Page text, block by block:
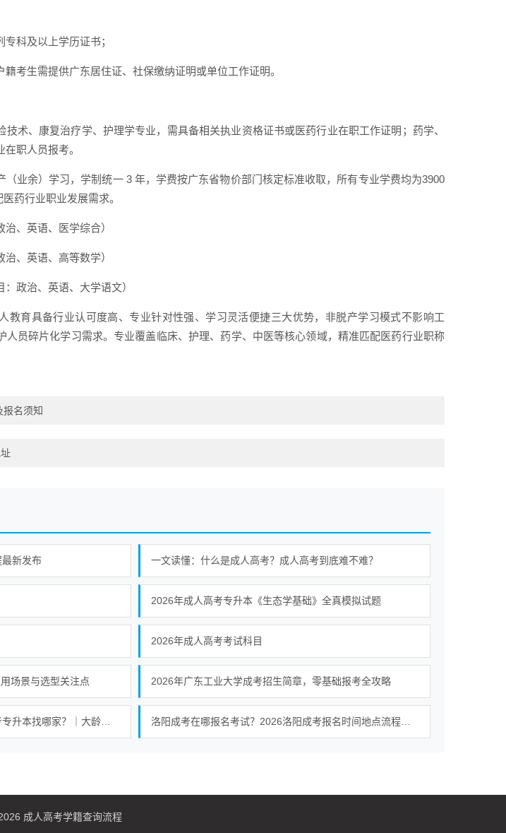
科及以上学历证书；
考生需提供广东居住证、社保缴纳证明或单位工作证明。
技术、康复治疗学、护理学专业，需具备相关执业资格证书或医药行业在职工作证明；药学、
职人员报考。
（业余）学习，学制统一 3 年，学费按广东省物价部门核定标准收取，所有专业学费均为3900
药行业职业发展需求。
、英语、医学综合）
、英语、高等数学）
政治、英语、大学语文）
教育具备行业认可度高、专业针对性强、学习灵活便捷三大优势，非脱产学习模式不影响工
人员碎片化学习需求。专业覆盖临床、护理、药学、中医等核心领域，精准匹配医药行业职称
名须知
新发布 一文读懂：什么是成人高考？成人高考到底难不难？
2026年成人高考专升本《生态学基础》全真模拟试题
2026年成人高考考试科目
场景与选型关注点 2026年广东工业大学成考招生简章，零基础报考全攻略
45岁评称学历不够，湖北成人高考专升本找哪家？｜大龄专升本稳妥方案
成人高考学籍查询流程